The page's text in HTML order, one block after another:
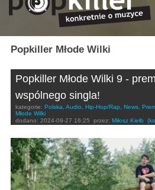
Popkiller Młode Wilki
Popkiller Młode Wilki 9 -
wspólnego singla!
kategorie: Polska, Audio, Hip-Hop/Rap, News,
Młode Wilki
dodano: 2024-09-27 16:25 przez: Miłosz Kiełb